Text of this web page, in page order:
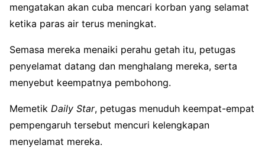
mengatakan akan cuba mencari korban yang selamat
ketika paras air terus meningkat.
Semasa mereka menaiki perahu getah itu, petugas
penyelamat datang dan menghalang mereka, serta
menyebut keempatnya pembohong.
Memetik Daily Star, petugas menuduh keempat-empat
pempengaruh tersebut mencuri kelengkapan
menyelamat mereka.